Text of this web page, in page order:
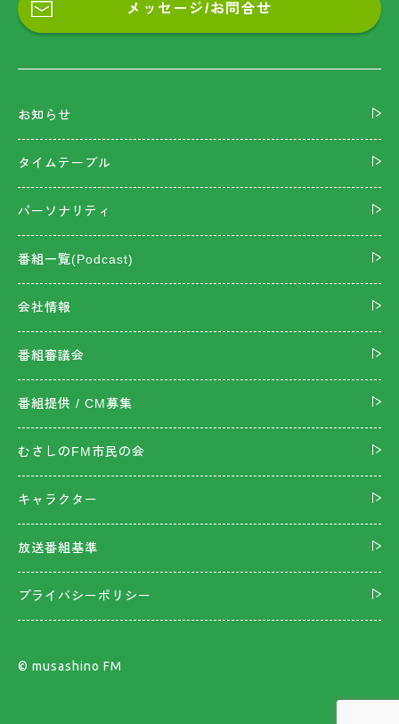
メッセージ/お問合せ
お知らせ
タイムテーブル
パーソナリティ
番組一覧(Podcast)
会社情報
番組審議会
番組提供 / CM募集
むさしのFM市民の会
キャラクター
放送番組基準
プライバシーポリシー
©︎ musashino FM